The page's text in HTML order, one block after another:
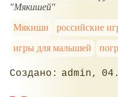
"Мякишей"
Мякиши
российские
игры для малышей
admin